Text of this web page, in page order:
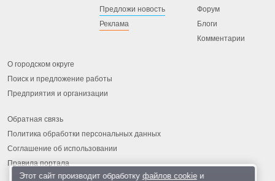
Предложи новость
Реклама
Форум
Блоги
Комментарии
О городском округе
Поиск и предложение работы
Предприятия и организации
Обратная связь
Политика обработки персональных данных
Соглашение об использовании
Правила портала
Этот сайт производит обработку файлов cookieи